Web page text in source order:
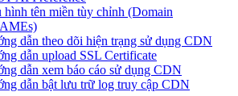
hình tên miền tùy chỉnh (Domain
dẫn theo dõi hiện trạng sử dụng CDN
dẫn upload SSL Certificate
dẫn xem báo cáo sử dụng CDN
dẫn bật lưu trữ log truy cập CDN